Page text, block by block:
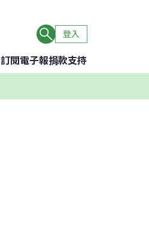
登入
訂閱電子報捐款支持